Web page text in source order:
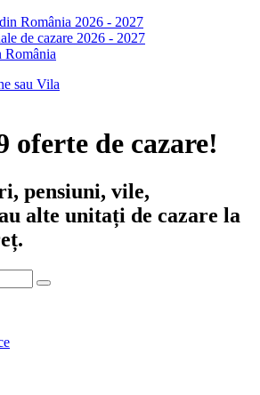
România 2026 - 2027
de cazare 2026 - 2027
România
oferte de cazare!
pensiuni, vile,
alte unitați de cazare la